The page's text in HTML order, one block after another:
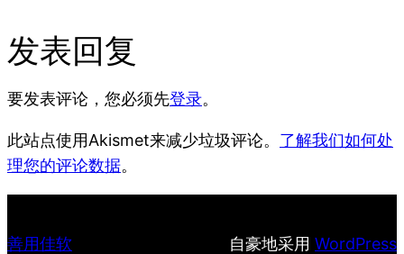
发表回复
要发表评论，您必须先登录。
此站点使用Akismet来减少垃圾评论。 了解我们如何处
理您的评论数据。
善用佳软 自豪地采用 WordPress